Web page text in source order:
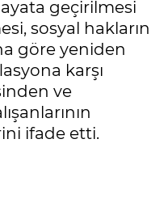
geçirilmesi
sosyal hakların
göre yeniden
karşı
ve
ifade etti.